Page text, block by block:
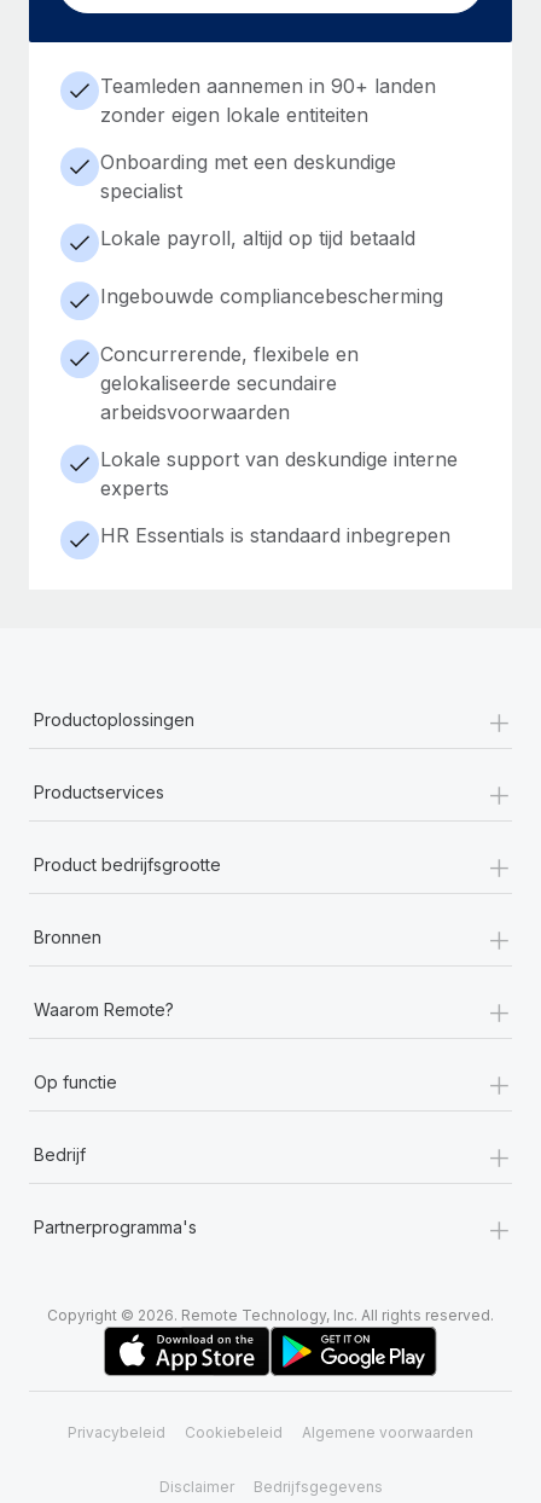
Teamleden aannemen in 90+ landen
zonder eigen lokale entiteiten
Onboarding met een deskundige
specialist
Lokale payroll, altijd op tijd betaald
Ingebouwde compliancebescherming
Concurrerende, flexibele en
gelokaliseerde secundaire
arbeidsvoorwaarden
Lokale support van deskundige interne
experts
HR Essentials is standaard inbegrepen
Productoplossingen +
Productservices +
Product bedrijfsgrootte +
Bronnen +
Waarom Remote? +
Op functie +
Bedrijf +
Partnerprogramma's +
Copyright © 2026. Remote Technology, Inc. All rights reserved.
Privacybeleid Cookiebeleid Algemene voorwaarden
Disclaimer Bedrijfsgegevens